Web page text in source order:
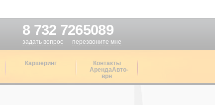
8 732 7265089
задать вопрос перезвоните мне
Каршеринг
Контакты
АрендаАвто-
врн